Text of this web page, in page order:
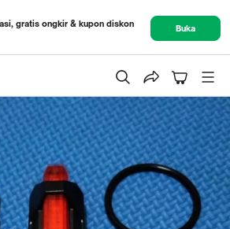
gratis ongkir & kupon diskon
Buka